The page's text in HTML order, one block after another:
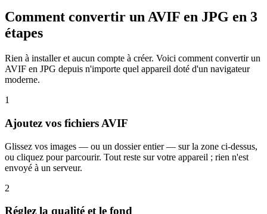
Comment convertir un AVIF en JPG en 3
étapes
Rien à installer et aucun compte à créer. Voici comment convertir un
AVIF en JPG depuis n'importe quel appareil doté d'un navigateur
moderne.
1
Ajoutez vos fichiers AVIF
Glissez vos images — ou un dossier entier — sur la zone ci-dessus,
ou cliquez pour parcourir. Tout reste sur votre appareil ; rien n'est
envoyé à un serveur.
2
Réglez la qualité et le fond